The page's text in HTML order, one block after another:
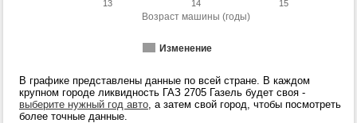
Возраст машины (годы)
Изменение
13 14 15
В графике представлены данные по всей стране. В каждом
крупном городе ликвидность ГАЗ 2705 Газель будет своя -
выберите нужный год авто, а затем свой город, чтобы посмотреть
более точные данные.